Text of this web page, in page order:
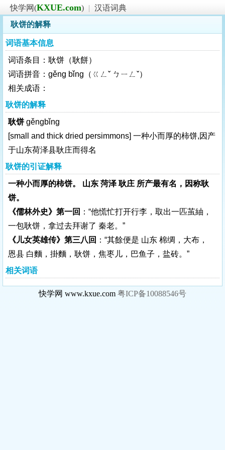
快学网(KXUE.com) | 汉语词典
耿饼的解释
词语基本信息
词语条目：耿饼（耿餅）
词语拼音：gěng bǐng（ㄍㄥˇ ㄅㄧㄥˇ）
相关成语：
耿饼的解释
耿饼 gěngbǐng
[small and thick dried persimmons] 一种小而厚的柿饼,因产
于山东荷泽县耿庄而得名
耿饼的引证解释
一种小而厚的柿饼。 山东 菏泽 耿庄 所产最有名，因称耿
饼。
《儒林外史》第一回 ：“他慌忙打开行李，取出一匹茧紬，
一包耿饼，拿过去拜谢了 秦老。”
《儿女英雄传》第三八回 ：“其餘便是 山东 棉绸，大布，
恩县 白麵，掛麵，耿饼，焦枣儿，巴鱼子，盐砖。”
相关词语
快学网 www.kxue.com 粤ICP备10088546号